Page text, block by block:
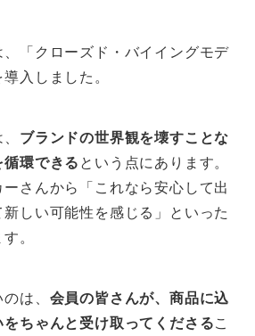
「クローズド・バイイングモデ
入しました。
ブランドの世界観を壊すことな
循環できる という点にあります。
さんから「これなら安心して出
しい可能性を感じる」といった
。
は、 会員の皆さんが、商品に込
ちゃんと受け取ってくださるこ